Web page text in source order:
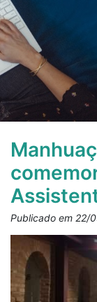
Publicado em 22/